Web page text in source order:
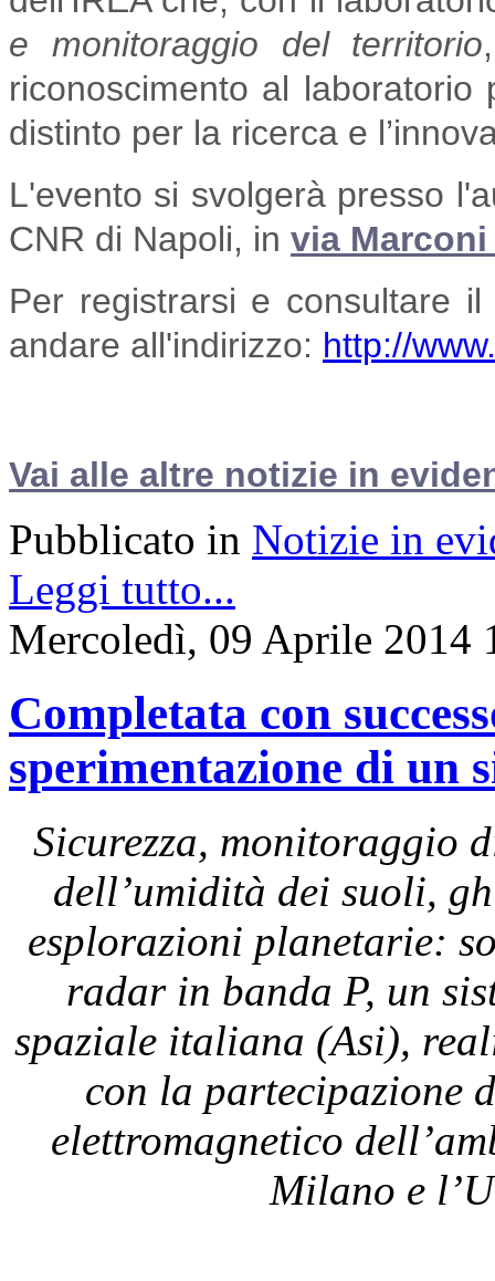
e monitoraggio del territorio
riconoscimento al
distinto per la ricerca e
L'evento si svolgerà presso
CNR di Napoli, in via Marconi
Per registrarsi e consultare
andare all'indirizzo: http://
Vai alle altre notizie in
Pubblicato in Notizie in
Leggi tutto...
Mercoledì, 09 Aprile 2014
Completata con
sperimentazione di un
Sicurezza, monitoraggio
dell’umidità dei suoli,
esplorazioni planetarie:
radar in banda P, un
spaziale italiana (Asi),
con la partecipazione
elettromagnetico
Milano e